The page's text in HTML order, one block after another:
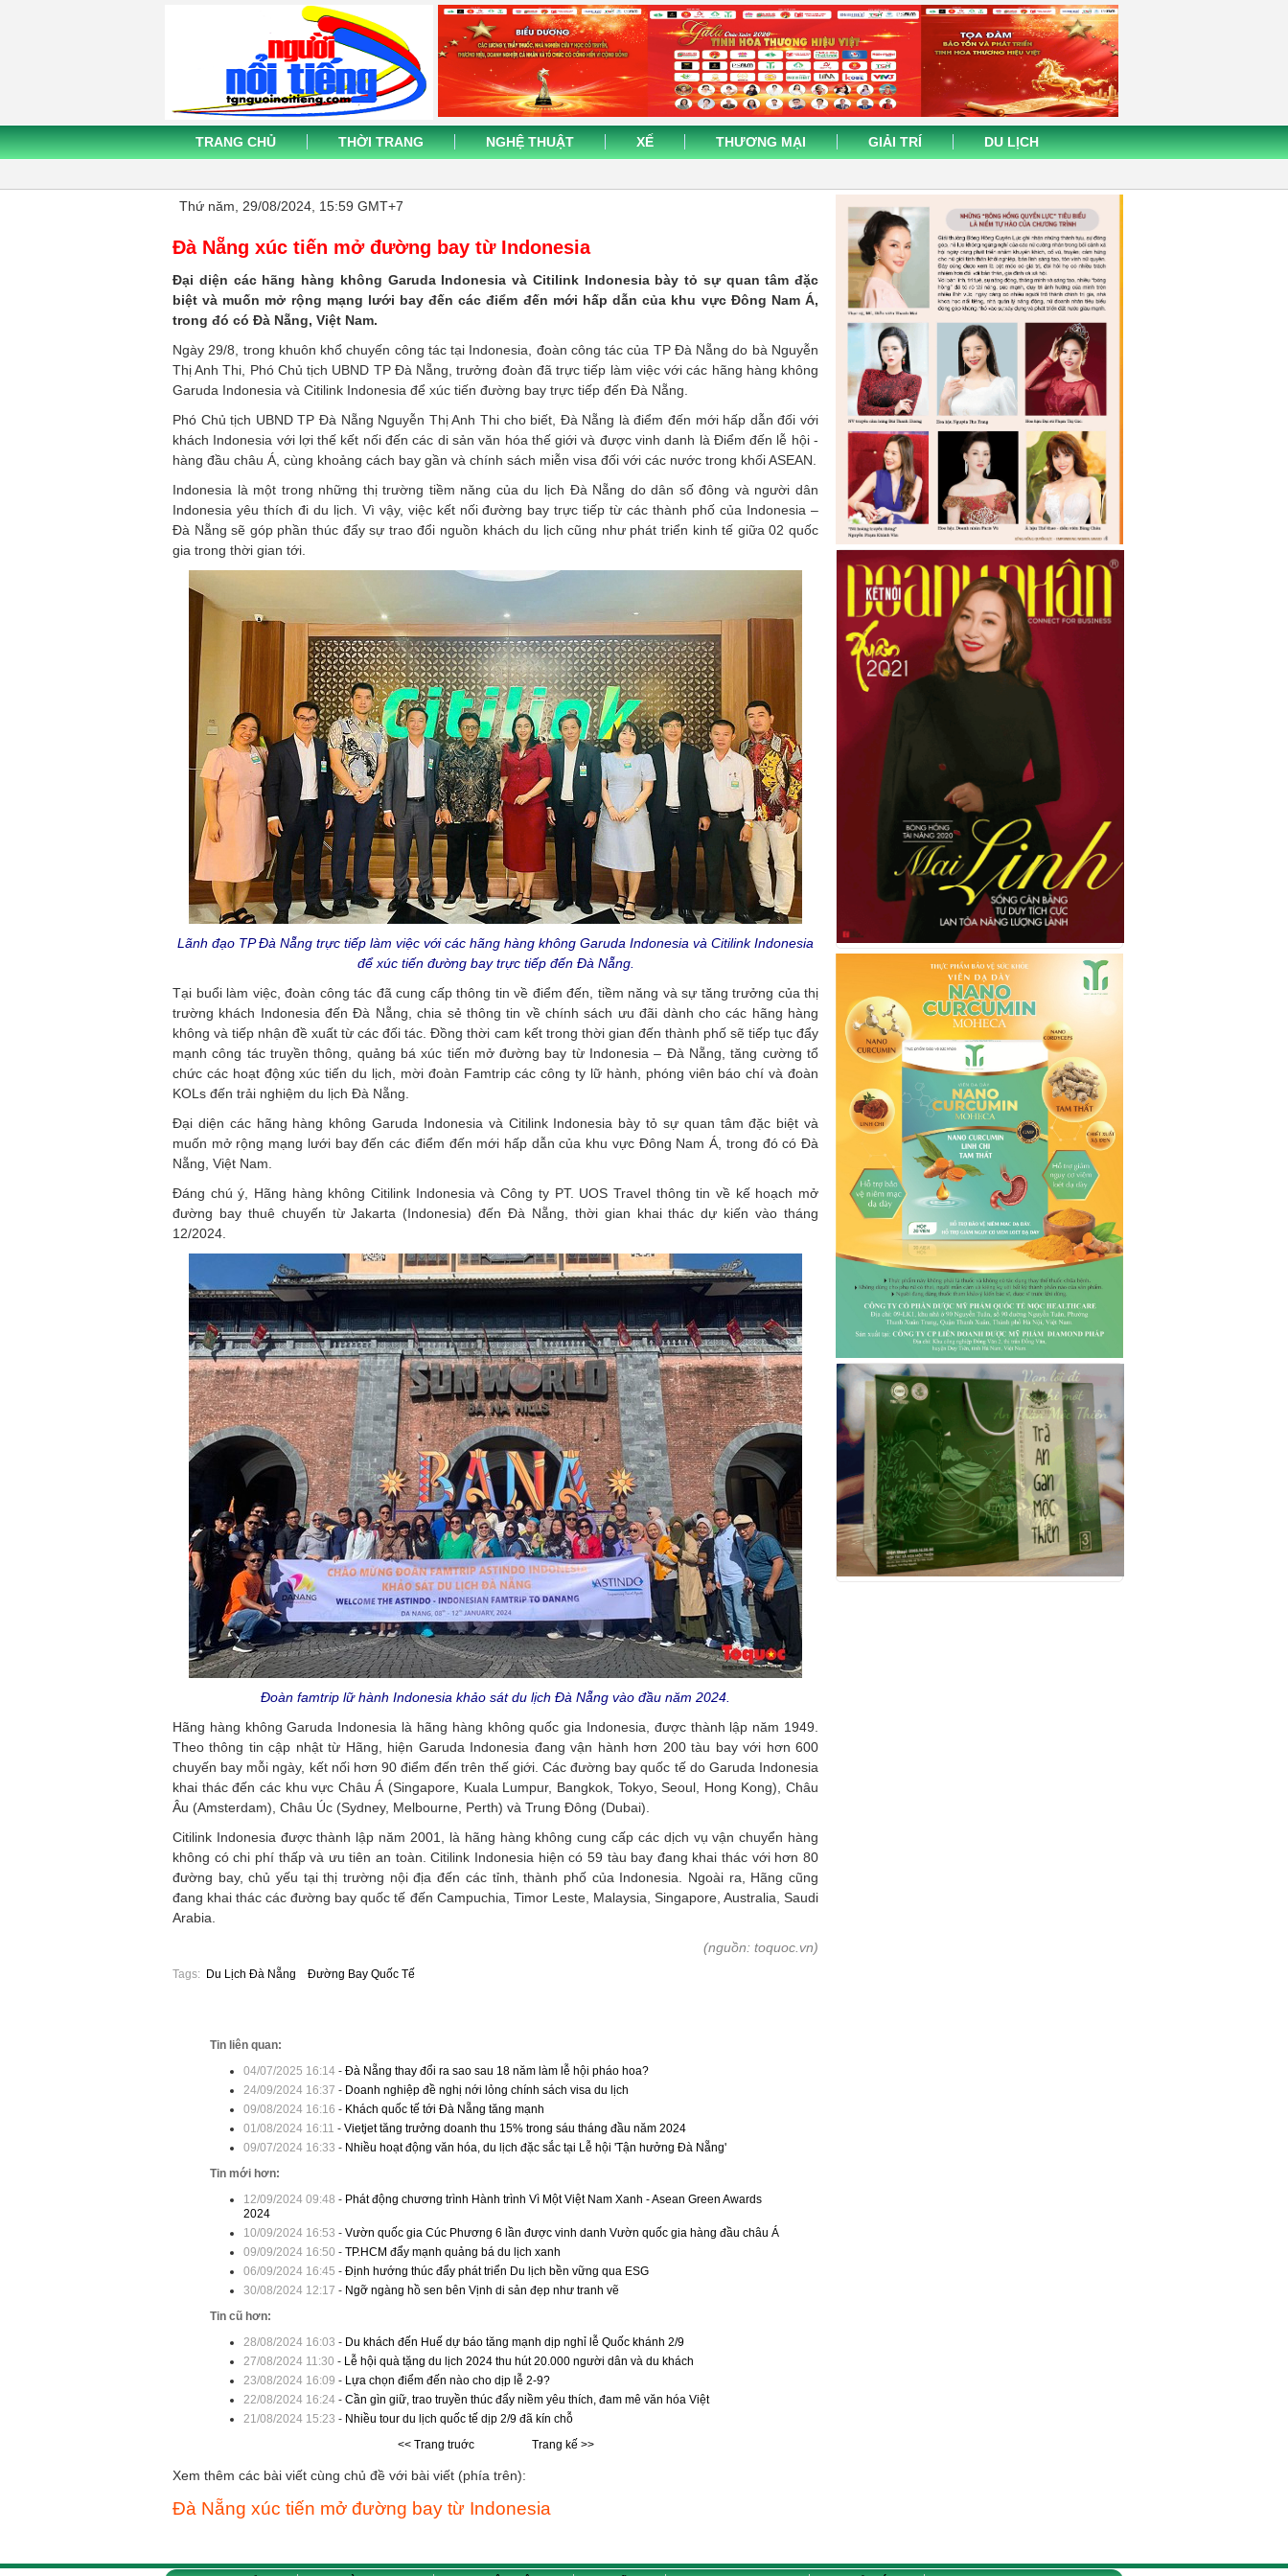
TRANG CHỦ THỜI TRANG NGHỆ THUẬT XẾ THƯƠNG MẠI GIẢI TRÍ DU LỊCH
Thứ năm, 29/08/2024, 15:59 GMT+7
Đà Nẵng xúc tiến mở đường bay từ Indonesia
Đại diện các hãng hàng không Garuda Indonesia và Citilink Indonesia bày tỏ sự quan tâm đặc
biệt và muốn mở rộng mạng lưới bay đến các điểm đến mới hấp dẫn của khu vực Đông Nam Á,
trong đó có Đà Nẵng, Việt Nam.
Ngày 29/8, trong khuôn khổ chuyến công tác tại Indonesia, đoàn công tác của TP Đà Nẵng do bà Nguyễn
Thị Anh Thi, Phó Chủ tịch UBND TP Đà Nẵng, trưởng đoàn đã trực tiếp làm việc với các hãng hàng không
Garuda Indonesia và Citilink Indonesia để xúc tiến đường bay trực tiếp đến Đà Nẵng.
Phó Chủ tịch UBND TP Đà Nẵng Nguyễn Thị Anh Thi cho biết, Đà Nẵng là điểm đến mới hấp dẫn đối với
khách Indonesia với lợi thế kết nối đến các di sản văn hóa thế giới và được vinh danh là Điểm đến lễ hội -
hàng đầu châu Á, cùng khoảng cách bay gần và chính sách miễn visa đối với các nước trong khối ASEAN.
Indonesia là một trong những thị trường tiềm năng của du lịch Đà Nẵng do dân số đông và người dân
Indonesia yêu thích đi du lịch. Vì vậy, việc kết nối đường bay trực tiếp từ các thành phố của Indonesia –
Đà Nẵng sẽ góp phần thúc đẩy sự trao đổi nguồn khách du lịch cũng như phát triển kinh tế giữa 02 quốc
gia trong thời gian tới.
Lãnh đạo TP Đà Nẵng trực tiếp làm việc với các hãng hàng không Garuda Indonesia và Citilink Indonesia
để xúc tiến đường bay trực tiếp đến Đà Nẵng.
Tại buổi làm việc, đoàn công tác đã cung cấp thông tin về điểm đến, tiềm năng và sự tăng trưởng của thị
trường khách Indonesia đến Đà Nẵng, chia sẻ thông tin về chính sách ưu đãi dành cho các hãng hàng
không và tiếp nhận đề xuất từ các đối tác. Đồng thời cam kết trong thời gian đến thành phố sẽ tiếp tục đẩy
mạnh công tác truyền thông, quảng bá xúc tiến mở đường bay từ Indonesia – Đà Nẵng, tăng cường tổ
chức các hoạt động xúc tiến du lịch, mời đoàn Famtrip các công ty lữ hành, phóng viên báo chí và đoàn
KOLs đến trải nghiệm du lịch Đà Nẵng.
Đại diện các hãng hàng không Garuda Indonesia và Citilink Indonesia bày tỏ sự quan tâm đặc biệt và
muốn mở rộng mạng lưới bay đến các điểm đến mới hấp dẫn của khu vực Đông Nam Á, trong đó có Đà
Nẵng, Việt Nam.
Đáng chú ý, Hãng hàng không Citilink Indonesia và Công ty PT. UOS Travel thông tin về kế hoạch mở
đường bay thuê chuyến từ Jakarta (Indonesia) đến Đà Nẵng, thời gian khai thác dự kiến vào tháng
12/2024.
Đoàn famtrip lữ hành Indonesia khảo sát du lịch Đà Nẵng vào đầu năm 2024.
Hãng hàng không Garuda Indonesia là hãng hàng không quốc gia Indonesia, được thành lập năm 1949.
Theo thông tin cập nhật từ Hãng, hiện Garuda Indonesia đang vận hành hơn 200 tàu bay với hơn 600
chuyến bay mỗi ngày, kết nối hơn 90 điểm đến trên thế giới. Các đường bay quốc tế do Garuda Indonesia
khai thác đến các khu vực Châu Á (Singapore, Kuala Lumpur, Bangkok, Tokyo, Seoul, Hong Kong), Châu
Âu (Amsterdam), Châu Úc (Sydney, Melbourne, Perth) và Trung Đông (Dubai).
Citilink Indonesia được thành lập năm 2001, là hãng hàng không cung cấp các dịch vụ vận chuyển hàng
không có chi phí thấp và ưu tiên an toàn. Citilink Indonesia hiện có 59 tàu bay đang khai thác với hơn 80
đường bay, chủ yếu tại thị trường nội địa đến các tỉnh, thành phố của Indonesia. Ngoài ra, Hãng cũng
đang khai thác các đường bay quốc tế đến Campuchia, Timor Leste, Malaysia, Singapore, Australia, Saudi
Arabia.
(nguồn: toquoc.vn)
Tags: Du Lịch Đà Nẵng Đường Bay Quốc Tế
Tin liên quan:
04/07/2025 16:14- Đà Nẵng thay đổi ra sao sau 18 năm làm lễ hội pháo hoa?
24/09/2024 16:37 - Doanh nghiệp đề nghị nới lỏng chính sách visa du lịch
09/08/2024 16:16 - Khách quốc tế tới Đà Nẵng tăng mạnh
01/08/2024 16:11 - Vietjet tăng trưởng doanh thu 15% trong sáu tháng đầu năm 2024
09/07/2024 16:33 - Nhiều hoạt động văn hóa, du lịch đặc sắc tại Lễ hội 'Tận hưởng Đà Nẵng'
Tin mới hơn:
12/09/2024 09:48 - Phát động chương trình Hành trình Vì Một Việt Nam Xanh - Asean Green Awards
2024
10/09/2024 16:53 - Vườn quốc gia Cúc Phương 6 lần được vinh danh Vườn quốc gia hàng đầu châu Á
09/09/2024 16:50 - TP.HCM đẩy mạnh quảng bá du lịch xanh
06/09/2024 16:45 - Định hướng thúc đẩy phát triển Du lịch bền vững qua ESG
30/08/2024 12:17 - Ngỡ ngàng hồ sen bên Vịnh di sản đẹp như tranh vẽ
Tin cũ hơn:
28/08/2024 16:03 - Du khách đến Huế dự báo tăng mạnh dịp nghỉ lễ Quốc khánh 2/9
27/08/2024 11:30 - Lễ hội quà tặng du lịch 2024 thu hút 20.000 người dân và du khách
23/08/2024 16:09 - Lựa chọn điểm đến nào cho dịp lễ 2-9?
22/08/2024 16:24- Cần gìn giữ, trao truyền thúc đẩy niềm yêu thích, đam mê văn hóa Việt
21/08/2024 15:23 - Nhiều tour du lịch quốc tế dịp 2/9 đã kín chỗ
<< Trang truớc
Trang kế >>
Xem thêm các bài viết cùng chủ đề với bài viết (phía trên):
Đà Nẵng xúc tiến mở đường bay từ Indonesia